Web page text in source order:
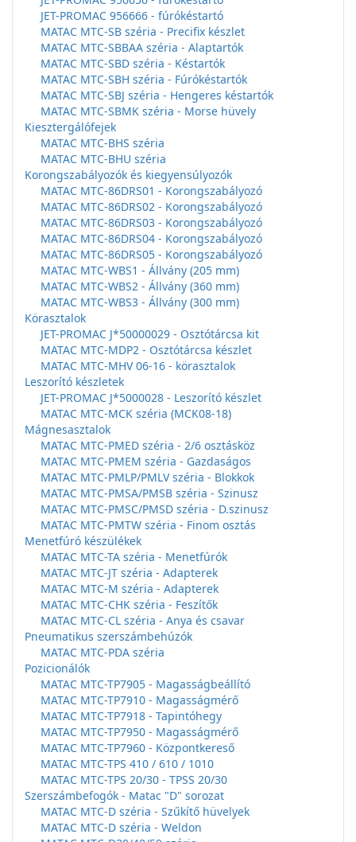
JET-PROMAC 956666 - fúrókéstartó
MATAC MTC-SB széria - Precifix készlet
MATAC MTC-SBBAA széria - Alaptartók
MATAC MTC-SBD széria - Késtartók
MATAC MTC-SBH széria - Fúrókéstartók
MATAC MTC-SBJ széria - Hengeres késtartók
MATAC MTC-SBMK széria - Morse hüvely
Kiesztergálófejek
MATAC MTC-BHS széria
MATAC MTC-BHU széria
Korongszabályozók és kiegyensúlyozók
MATAC MTC-86DRS01 - Korongszabályozó
MATAC MTC-86DRS02 - Korongszabályozó
MATAC MTC-86DRS03 - Korongszabályozó
MATAC MTC-86DRS04 - Korongszabályozó
MATAC MTC-86DRS05 - Korongszabályozó
MATAC MTC-WBS1 - Állvány (205 mm)
MATAC MTC-WBS2 - Állvány (360 mm)
MATAC MTC-WBS3 - Állvány (300 mm)
Körasztalok
JET-PROMAC J*50000029 - Osztótárcsa kit
MATAC MTC-MDP2 - Osztótárcsa készlet
MATAC MTC-MHV 06-16 - körasztalok
Leszorító készletek
JET-PROMAC J*5000028 - Leszorító készlet
MATAC MTC-MCK széria (MCK08-18)
Mágnesasztalok
MATAC MTC-PMED széria - 2/6 osztásköz
MATAC MTC-PMEM széria - Gazdaságos
MATAC MTC-PMLP/PMLV széria - Blokkok
MATAC MTC-PMSA/PMSB széria - Szinusz
MATAC MTC-PMSC/PMSD széria - D.szinusz
MATAC MTC-PMTW széria - Finom osztás
Menetfúró készülékek
MATAC MTC-TA széria - Menetfúrók
MATAC MTC-JT széria - Adapterek
MATAC MTC-M széria - Adapterek
MATAC MTC-CHK széria - Feszítők
MATAC MTC-CL széria - Anya és csavar
Pneumatikus szerszámbehúzók
MATAC MTC-PDA széria
Pozicionálók
MATAC MTC-TP7905 - Magasságbeállító
MATAC MTC-TP7910 - Magasságmérő
MATAC MTC-TP7918 - Tapintóhegy
MATAC MTC-TP7950 - Magasságmérő
MATAC MTC-TP7960 - Központkereső
MATAC MTC-TPS 410 / 610 / 1010
MATAC MTC-TPS 20/30 - TPSS 20/30
Szerszámbefogók - Matac "D" sorozat
MATAC MTC-D széria - Szűkítő hüvelyek
MATAC MTC-D széria - Weldon